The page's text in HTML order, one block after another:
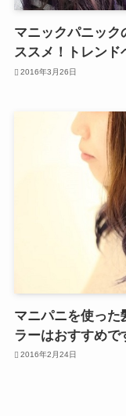
マニックパニック
ススメ！トレンド
2016年3月26日
マニパニを使った
ラーはおすすめで
2016年2月24日